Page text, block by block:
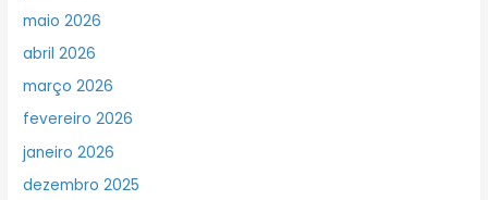
maio 2026
abril 2026
março 2026
fevereiro 2026
janeiro 2026
dezembro 2025